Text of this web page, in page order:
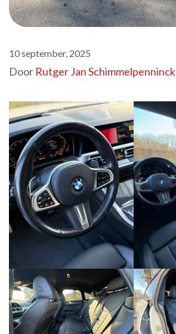
10 september, 2025
Door Rutger Jan Schimmelpenninck